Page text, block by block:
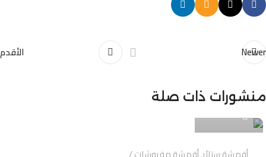
Newer الأقدم
منشورات ذات صلة